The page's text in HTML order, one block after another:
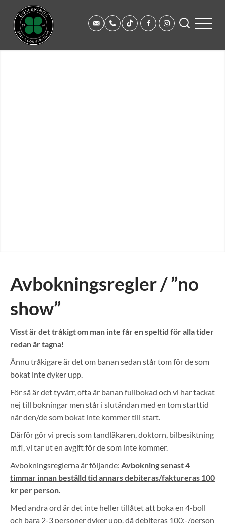
Avbokningsregler /”no
show”
Visst är det tråkigt om man inte får en speltid för alla tider
redan är tagna!
Ännu tråkigare är det om banan sedan står tom för de som
bokat inte dyker upp.
För så är det tyvärr, ofta är banan fullbokad och vi har tackat
nej till bokningar men står i slutändan med en tom starttid
när den/de som bokat inte kommer till start.
Därför gör vi precis som tandläkaren, doktorn, bilbesiktning
m.fl, vi tar ut en avgift för de som inte kommer.
Avbokningsreglerna är följande: Avbokning senast 4
timmar innan beställd tid annars debiteras/faktureras 100
kr per person.
Med andra ord är det inte heller tillåtet att boka en 4-boll
och bara 2-3 personer dyker upp, då debiteras 100:-/person